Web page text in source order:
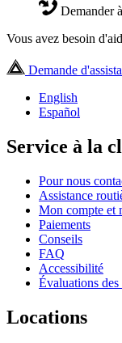
Demander
Vous avez besoin
Demande
English
Español
Service à la
Pour nous
Assistance
Mon compte et
Paiements
Conseils
FAQ
Accessibilité
Évaluations des
Locations